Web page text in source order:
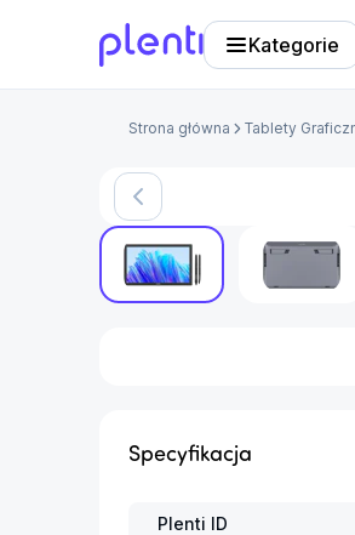
Kategorie
Strona główna Tablety
Specyfikacja
Plenti ID